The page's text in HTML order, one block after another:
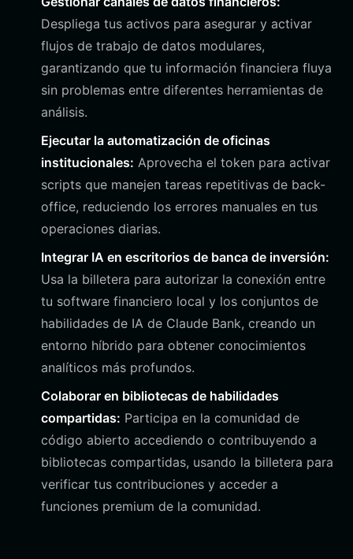
Despliega tus activos para asegurar y activar
flujos de trabajo de datos modulares,
garantizando que tu información financiera fluya
sin problemas entre diferentes herramientas de
análisis.
Ejecutar la automatización de oficinas
institucionales: Aprovecha el token para activar
scripts que manejen tareas repetitivas de back-
office, reduciendo los errores manuales en tus
operaciones diarias.
Integrar IA en escritorios de banca de inversión:
Usa la billetera para autorizar la conexión entre
tu software financiero local y los conjuntos de
habilidades de IA de Claude Bank, creando un
entorno híbrido para obtener conocimientos
analíticos más profundos.
Colaborar en bibliotecas de habilidades
compartidas: Participa en la comunidad de
código abierto accediendo o contribuyendo a
bibliotecas compartidas, usando la billetera para
verificar tus contribuciones y acceder a
funciones premium de la comunidad.